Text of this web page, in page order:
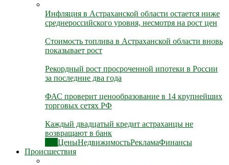
Инфляция в Астраханской области остается ниже
среднероссийского уровня, несмотря на рост цен
Стоимость топлива в Астраханской области вновь
показывает рост
Рекордный рост просроченной ипотеки в России
за последние два года
ФАС проверит ценообразование в 14 крупнейших
торговых сетях РФ
Каждый двадцатый кредит астраханцы не
возвращают в банк
ЦеныНедвижимостьРекламаФинансы
Происшествия